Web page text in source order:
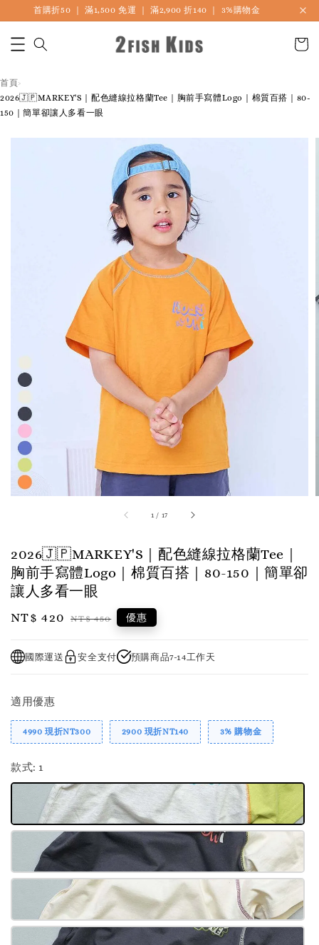
首購折50 ｜ 滿1,500 免運 ｜ 滿2,900 折140 ｜ 3%購物金
首頁›
2026🇯🇵MARKEY'S｜配色縫線拉格蘭Tee｜胸前手寫體Logo｜棉質百搭｜80-
150｜簡單卻讓人多看一眼
1 / 17
2026🇯🇵MARKEY'S｜配色縫線拉格蘭Tee｜
胸前手寫體Logo｜棉質百搭｜80-150｜簡單卻
讓人多看一眼
Sale
NT$ 420 Regular
NT$ 450 優惠
國際運送 安全支付 預購商品7-14工作天
適用優惠
4990 現折NT300 2900 現折NT140 3% 購物金
款式: 1